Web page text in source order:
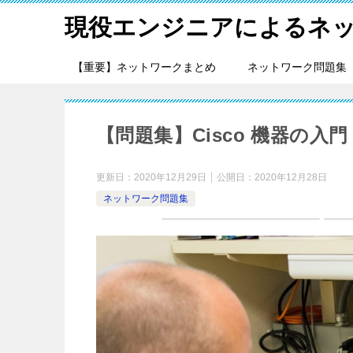
現役エンジニアによるネ
【重要】ネットワークまとめ ネットワーク問題集
【問題集】Cisco 機器の入門
更新日： 2020年12月29日 公開日： 2020年12月28日
ネットワーク問題集